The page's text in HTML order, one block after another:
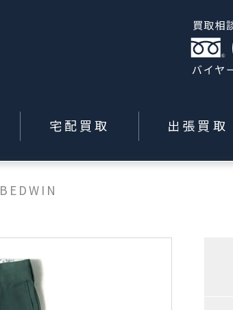
宅配買取 出張買取
BEDWIN